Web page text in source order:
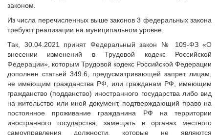
Опыт регионов
Методические материалы
Опыт муниципалитетов
Судебная практика
Мнение специалиста
Конкурсы Совета
Семинары Совета
Издания Совета
Вопрос-ответ
ВАРМСУ
законом.
Из числа перечисленных выше законов 3 федеральных закона
требуют реализации на муниципальном уровне.
Так, 30.04.2021 принят Федеральный закон № 109-ФЗ «О
внесении изменений в Трудовой кодекс Российской
Федерации», которым Трудовой кодекс Российской Федерации
дополнен статьей 349.6, предусматривающей запрет лицам,
не имеющим гражданства РФ, или гражданам РФ, имеющим
гражданство (подданство) иностранного государства либо вид
на жительство или иной документ, подтверждающий право на
постоянное проживание гражданина РФ на территории
иностранного государства, замещать в органах местного
самоуправления должности, которые не являются